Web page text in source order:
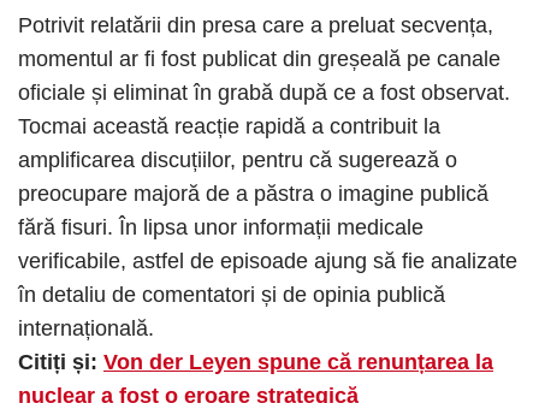
Potrivit relatării din presa care a preluat secvența,
momentul ar fi fost publicat din greșeală pe canale
oficiale și eliminat în grabă după ce a fost observat.
Tocmai această reacție rapidă a contribuit la
amplificarea discuțiilor, pentru că sugerează o
preocupare majoră de a păstra o imagine publică
fără fisuri. În lipsa unor informații medicale
verificabile, astfel de episoade ajung să fie analizate
în detaliu de comentatori și de opinia publică
internațională.
Citiți și: Von der Leyen spune că renunțarea la
nuclear a fost o eroare strategică